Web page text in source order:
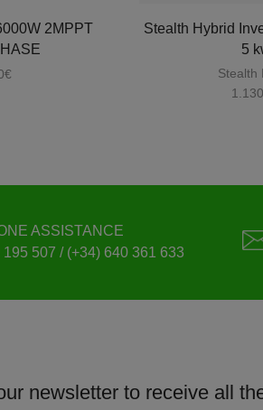
2MPPT
€
Stealth Hybrid
5
Stealth
ASSISTANCE
195 507 / (+34) 640 361 633
newsletter to receive all